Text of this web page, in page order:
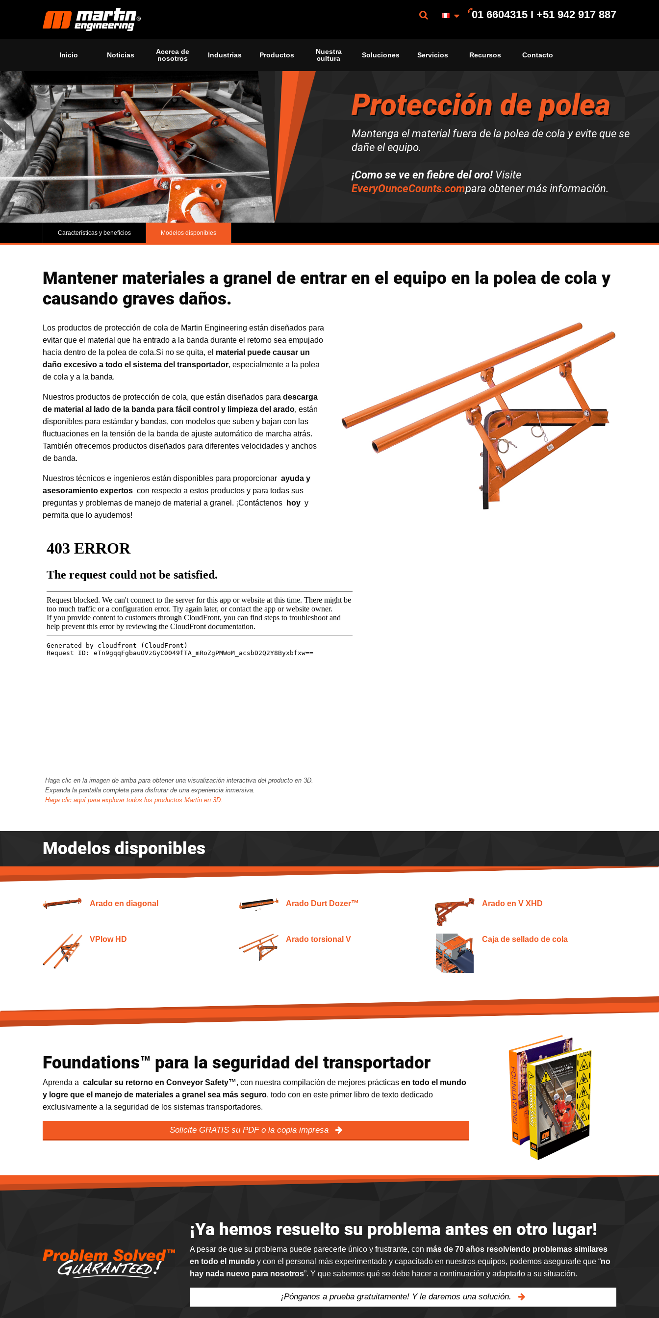
01 6604315 I +51 942 917 887
Inicio Noticias
Acerca de
nosotros
Industrias Productos
Nuestra
cultura
Soluciones Servicios Recursos Contacto
Protección de polea
Mantenga el material fuera de la polea de cola y evite que se
dañe el equipo.
¡Como se ve en fiebre del oro!Visite
EveryOunceCounts.compara obtener más información.
Características y beneficios Modelos disponibles
Mantener materiales a granel de entrar en el equipo en la polea de cola y
causando graves daños.
Los productos de protección de cola de Martin Engineering están diseñados para
evitar que el material que ha entrado a la banda durante el retorno sea empujado
hacia dentro de la polea de cola.Si no se quita, el material puede causar un
daño excesivo a todo el sistema del transportador, especialmente a la polea
de cola y a la banda.
Nuestros productos de protección de cola, que están diseñados para descarga
de material al lado de la banda para fácil control y limpieza del arado, están
disponibles para estándar y bandas, con modelos que suben y bajan con las
fluctuaciones en la tensión de la banda de ajuste automático de marcha atrás.
También ofrecemos productos diseñados para diferentes velocidades y anchos
de banda.
Nuestros técnicos e ingenieros están disponibles para proporcionar ayuda y
asesoramiento expertos con respecto a estos productos y para todas sus
preguntas y problemas de manejo de material a granel. ¡Contáctenos
hoy y
permita que lo ayudemos!
Haga clic en la imagen de arriba para obtener una visualización interactiva del producto en 3D.
Expanda la pantalla completa para disfrutar de una experiencia inmersiva.
Haga clic aquí para explorar todos los productos Martin en 3D.
Modelos disponibles
Arado en diagonal Arado Durt Dozer™ Arado en V XHD
VPlow HD Arado torsional V Caja de sellado de cola
Foundations™ para la seguridad del transportador
Aprenda a calcular su retorno en Conveyor Safety™, con nuestra compilación de mejores prácticas en todo el mundo
y logre que el manejo de materiales a granel sea más seguro, todo con en este primer libro de texto dedicado
exclusivamente a la seguridad de los sistemas transportadores.
Solicite GRATIS su PDF o la copia impresa
¡Ya hemos resuelto su problema antes en otro lugar!
A pesar de que su problema puede parecerle único y frustrante, con más de 70 años resolviendo problemas similares
en todo el mundo y con el personal más experimentado y capacitado en nuestros equipos, podemos asegurarle que “no
hay nada nuevo para nosotros”. Y que sabemos qué se debe hacer a continuación y adaptarlo a su situación.
¡Pónganos a prueba gratuitamente! Y le daremos una solución.